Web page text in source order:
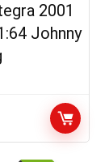
2001
Johnny